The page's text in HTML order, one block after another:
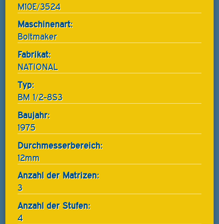
M10E/3524
Maschinenart:
Boltmaker
Fabrikat:
NATIONAL
Typ:
BM 1/2-8S3
Baujahr:
1975
Durchmesserbereich:
12mm
Anzahl der Matrizen:
3
Anzahl der Stufen:
4